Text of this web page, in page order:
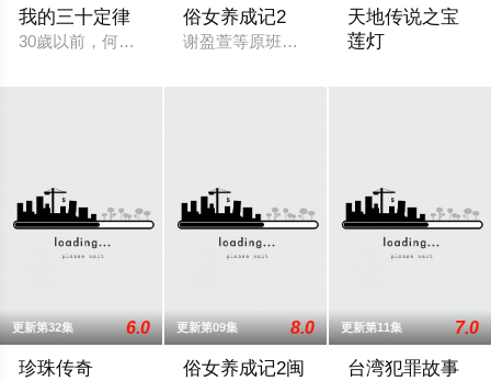
我的三十定律
30歲以前，何美亮的人生只能用「小媳婦」這三個字來形容。
俗女养成记2
谢盈萱等原班人马回归出演，天心加盟饰
天地传说之宝
莲灯
更新第32集 6.0
珍珠传奇
更新第09集 8.0
俗女养成记2闽
更新第11集 7.0
台湾犯罪故事